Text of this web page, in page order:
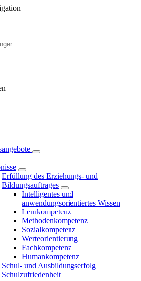
Erfüllung des Erziehungs- und
Bildungsauftrages
Intelligentes und
anwendungsorientiertes Wissen
Lernkompetenz
Methodenkompetenz
Sozialkompetenz
Werteorientierung
Fachkompetenz
Humankompetenz
Schul- und Ausbildungserfolg
Schulzufriedenheit